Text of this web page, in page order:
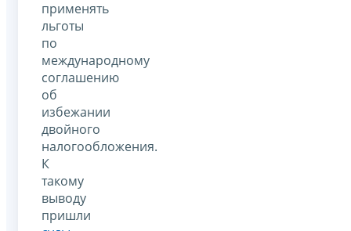
применять
льготы
по
международному
соглашению
об
избежании
двойного
налогообложения.
К
такому
выводу
пришли